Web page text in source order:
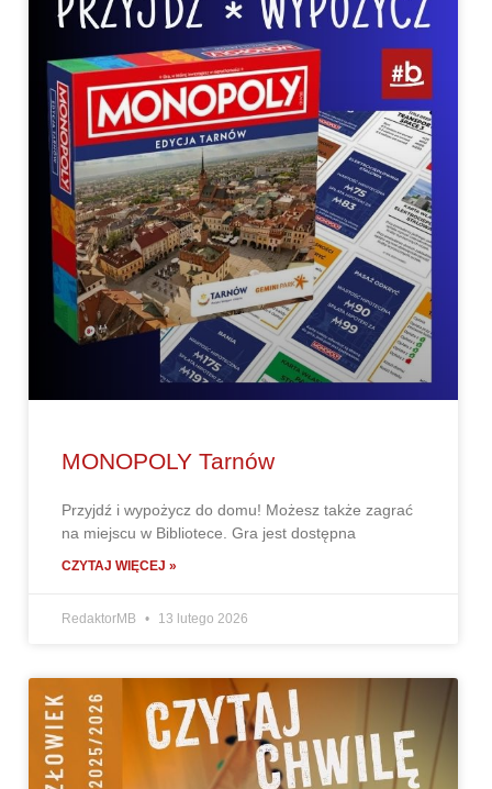
MONOPOLY Tarnów
Przyjdź i wypożycz do domu! Możesz także zagrać
na miejscu w Bibliotece. Gra jest dostępna
CZYTAJ WIĘCEJ »
RedaktorMB 13 lutego 2026